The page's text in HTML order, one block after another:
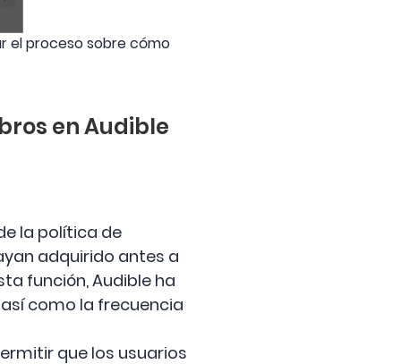
el proceso sobre cómo
en Audible
la política de
adquirido antes a
función, Audible ha
como la frecuencia
que los usuarios